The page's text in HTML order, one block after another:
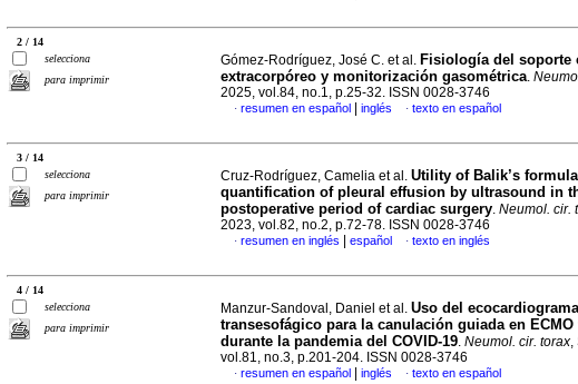
2 / 14
selecciona
para imprimir
Gómez-Rodríguez, José C. et al. Fisiología del soporte
extracorpóreo y monitorización gasométrica.
2025, vol.84, no.1, p.25-32. ISSN 0028-3746
· resumen en español inglés · texto en español
3 / 14
selecciona
para imprimir
Cruz-Rodríguez, Camelia et al. Utility of Balik’s
quantification of pleural effusion by ultrasound in
postoperative period of cardiac surgery. Neumol. cir.
2023, vol.82, no.2, p.72-78. ISSN 0028-3746
· resumen en inglés español · texto en inglés
4 / 14
selecciona
para imprimir
Manzur-Sandoval, Daniel et al. Uso del ecocardiograma
transesofágico para la canulación guiada en ECMO
durante la pandemia del COVID-19. Neumol. cir. torax,
vol.81, no.3, p.201-204. ISSN 0028-3746
· resumen en español inglés · texto en español